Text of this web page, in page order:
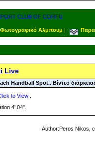
Φωτογραφικό Αλμπουμ |
Live
Handball Spot.. Βίντεο
4'.04".
Author:Peros Nikos,